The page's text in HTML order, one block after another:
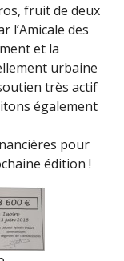
fruit de deux
l’Amicale des
et la
urbaine
très actif
également
pour
édition !